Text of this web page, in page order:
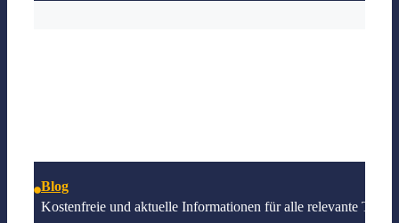
Blog
Kostenfreie und aktuelle Informationen für alle relevante